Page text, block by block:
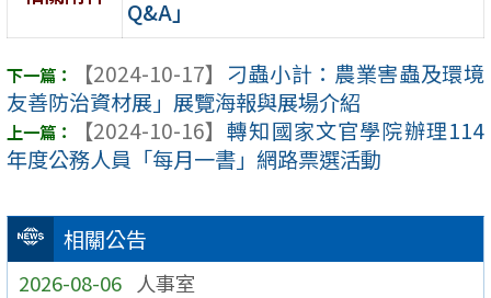
相關公告
2026-08-06 人事室
Q&A」
【2024-10-17】 刁蟲小計：農業害蟲及環境
友善防治資材展」展覽海報與展場介紹
【2024-10-16】 轉知國家文官學院辦理114
年度公務人員「每月一書」網路票選活動